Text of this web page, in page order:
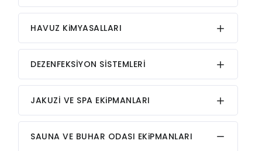
HAVUZ KiMYASALLARI
DEZENFEKSİYON SİSTEMLERİ
JAKUZİ VE SPA EKiPMANLARI
SAUNA VE BUHAR ODASI EKiPMANLARI